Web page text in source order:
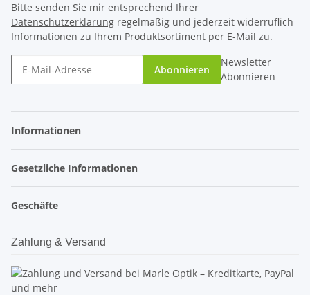
Bitte senden Sie mir entsprechend Ihrer
Datenschutzerklärung regelmäßig und jederzeit widerruflich
Informationen zu Ihrem Produktsortiment per E-Mail zu.
Abonnieren
Newsletter
Abonnieren
Informationen
Gesetzliche Informationen
Geschäfte
Zahlung & Versand